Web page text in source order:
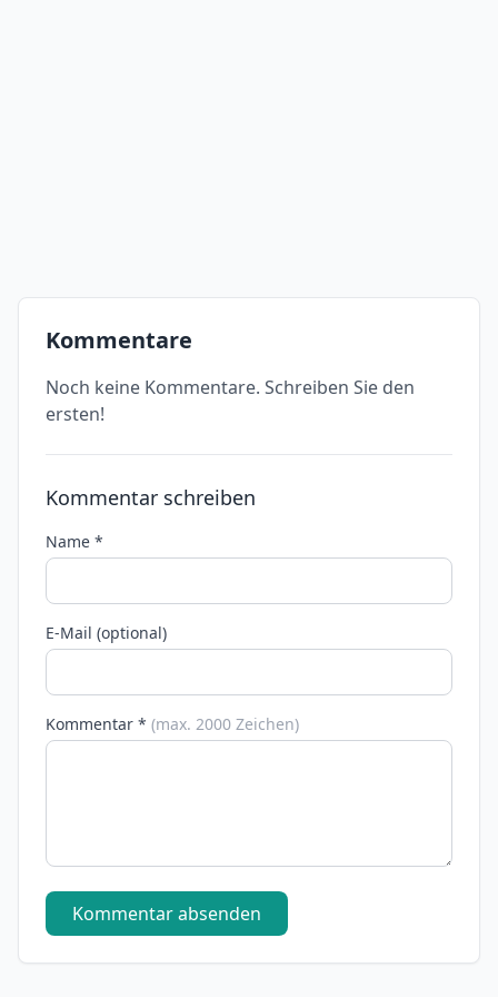
Kommentare
Noch keine Kommentare. Schreiben Sie den
ersten!
Kommentar schreiben
Name *
E-Mail (optional)
Kommentar * (max. 2000 Zeichen)
Kommentar absenden